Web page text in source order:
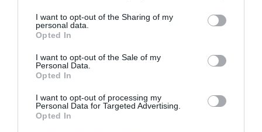
I want to opt-out of the Sharing of my
personal data.
Opted In
I want to opt-out of the Sale of my
Personal Data.
Opted In
I want to opt-out of processing my
Personal Data for Targeted Advertising.
Opted In
χαλαρό δέρμα γκρίζα μαλλιά , οιπόνοι
μυς
ευαισθησίαστιςιώσεις. «Η μελέτη εξηγεί γιατί
πολλοί άνθρωποι διαπιστώνουν τα σημάδια της
γήρανσης τόσο ξαφνικά», εξηγεί ο Τζον Γουάιτ,
γιατρός και πρώην διευθυντής του FDA.